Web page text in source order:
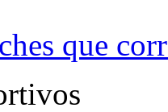
que